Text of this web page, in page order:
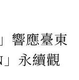
響應臺東
」永續觀